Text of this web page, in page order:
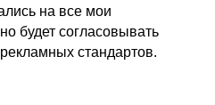
на все мои
будет согласовывать
стандартов.